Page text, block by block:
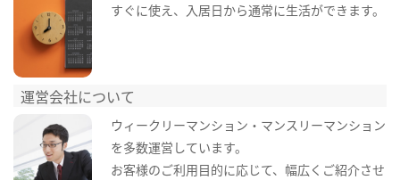
すぐに使え、入居日から通常に生活ができます。
運営会社について
ウィークリーマンション・マンスリーマンション
を多数運営しています。
お客様のご利用目的に応じて、幅広くご紹介させ